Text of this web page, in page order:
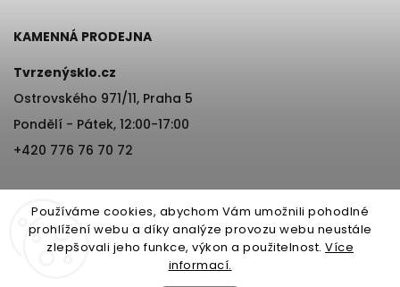
Používáme cookies, abychom Vám umožnili pohodlné
prohlížení webu a díky analýze provozu webu neustále
zlepšovali jeho funkce, výkon a použitelnost. Více
informací.
KAMENNÁ PRODEJNA
Tvrzenýsklo.cz
Ostrovského 971/11, Praha 5
Pondělí - Pátek, 12:00-17:00
+420 776 76 70 72